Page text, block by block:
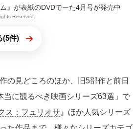
』が表紙のDVDでーた4月号が発売中
Reserved.
(5件)
の見どころのほか、旧5部作と前日
に観るべき映画シリーズ63選」で
ス：フュリオサ 』ほか人気シリーズ